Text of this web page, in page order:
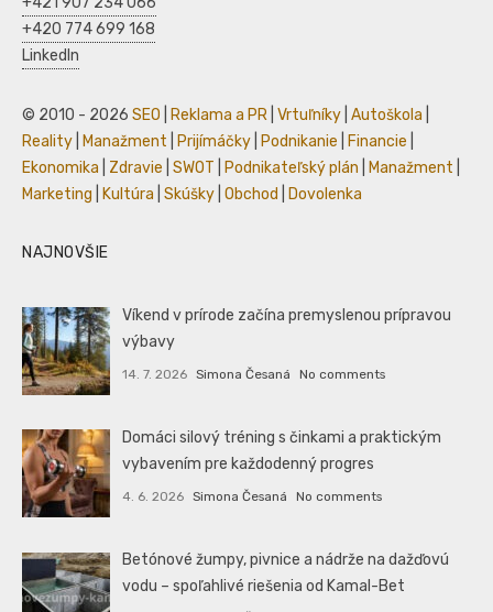
+420 774 699 168
LinkedIn
© 2010 - 2026 SEO Reklama a PR Vrtuľníky Autoškola
Reality
Manažment Prijímáčky Podnikanie Financie
Ekonomika
Zdravie SWOT Podnikateľský plán Manažment
Marketing
Kultúra Skúšky Obchod Dovolenka
NAJNOVŠIE
Víkend v prírode začína premyslenou prípravou
výbavy
14. 7. 2026 Simona Česaná No comments
Domáci silový tréning s činkami a praktickým
vybavením pre každodenný progres
4. 6. 2026 Simona Česaná No comments
Betónové žumpy, pivnice a nádrže na dažďovú
vodu – spoľahlivé riešenia od Kamal-Bet